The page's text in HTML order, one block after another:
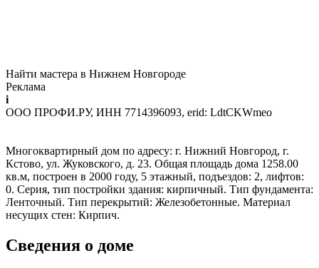
Найти мастера в Нижнем Новгороде
Реклама
i
ООО ПРОФИ.РУ, ИНН 7714396093, erid: LdtCKWmeo
Многоквартирный дом по адресу: г. Нижний Новгород, г.
Кстово, ул. Жуковского, д. 23. Общая площадь дома 1258.00
кв.м, построен в 2000 году, 5 этажный, подъездов: 2, лифтов:
0. Серия, тип постройки здания: кирпичный. Тип фундамента:
Ленточный. Тип перекрытий: Железобетонные. Материал
несущих стен: Кирпич.
Сведения о доме